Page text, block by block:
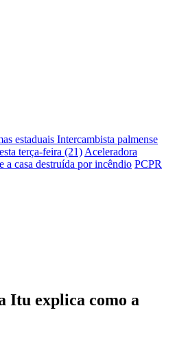
estaduais Intercambista palmense
terça-feira (21) Aceleradora
a casa destruída por incêndio PCPR
Itu explica como a